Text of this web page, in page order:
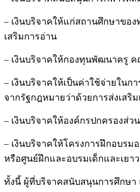
– เงินบริจาคให้แก่สถานศึกษาขอ
เสริมการอ่าน
– เงินบริจาคให้กองทุนพัฒนาครู
– เงินบริจาคให้เป็นค่าใช้จ่ายใน
จากรัฐกฎหมายว่าด้วยการส่งเส
– เงินบริจาคให้องค์กรปกครองส่
– เงินบริจาคให้โครงการฝึกอบร
หรือศูนย์ฝึกและอบรมเด็กและเย
ทั้งนี้ ผู้ที่บริจาคสนับสนุนการศึกษา